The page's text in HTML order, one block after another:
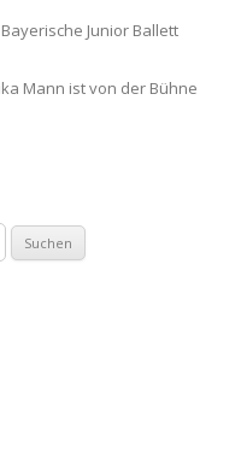
Junior Ballett
Mann ist von der Bühne